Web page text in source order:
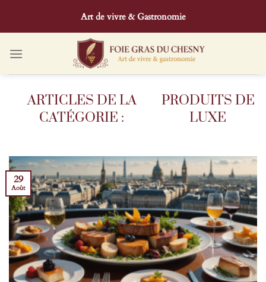
contenu
Art de vivre & Gastronomie
PRODUITS DE
LUXE
29
Août